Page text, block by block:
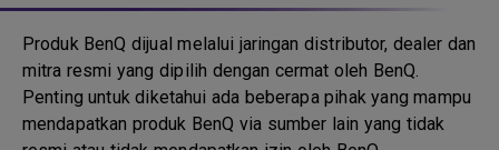
Produk BenQ dijual melalui jaringan distributor, dealer dan
mitra resmi yang dipilih dengan cermat oleh BenQ.
Penting untuk diketahui ada beberapa pihak yang mampu
mendapatkan produk BenQ via sumber lain yang tidak